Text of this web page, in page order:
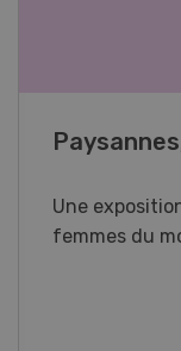
Cours
Vous élevez
Ce cours